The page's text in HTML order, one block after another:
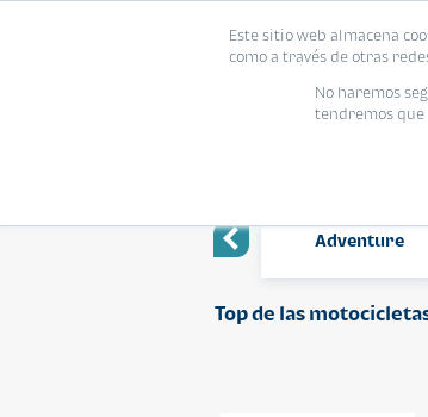
Este sitio web almacena
como a través de otras
No haremos
tendremos que
Adventure
Top de las